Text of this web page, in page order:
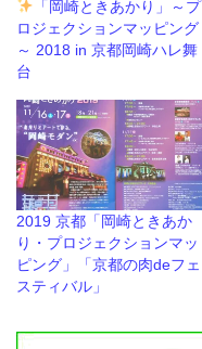
「岡崎ときあかり」～プ
ロジェクションマッピング
～ 2018 in 京都岡崎ハレ舞
台
2019 京都「岡崎ときあか
り・プロジェクションマッ
ピング」「京都の肉deフェ
スティバル」